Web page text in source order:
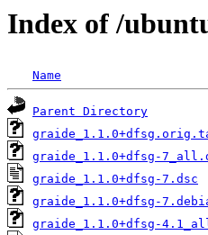
Index of /
Name
Parent Directory
graide_1.1.0+dfsg-
graide_1.1.0+dfsg-7.dsc
graide_1.1.0+dfsg-
graide_1.1.0+dfsg-